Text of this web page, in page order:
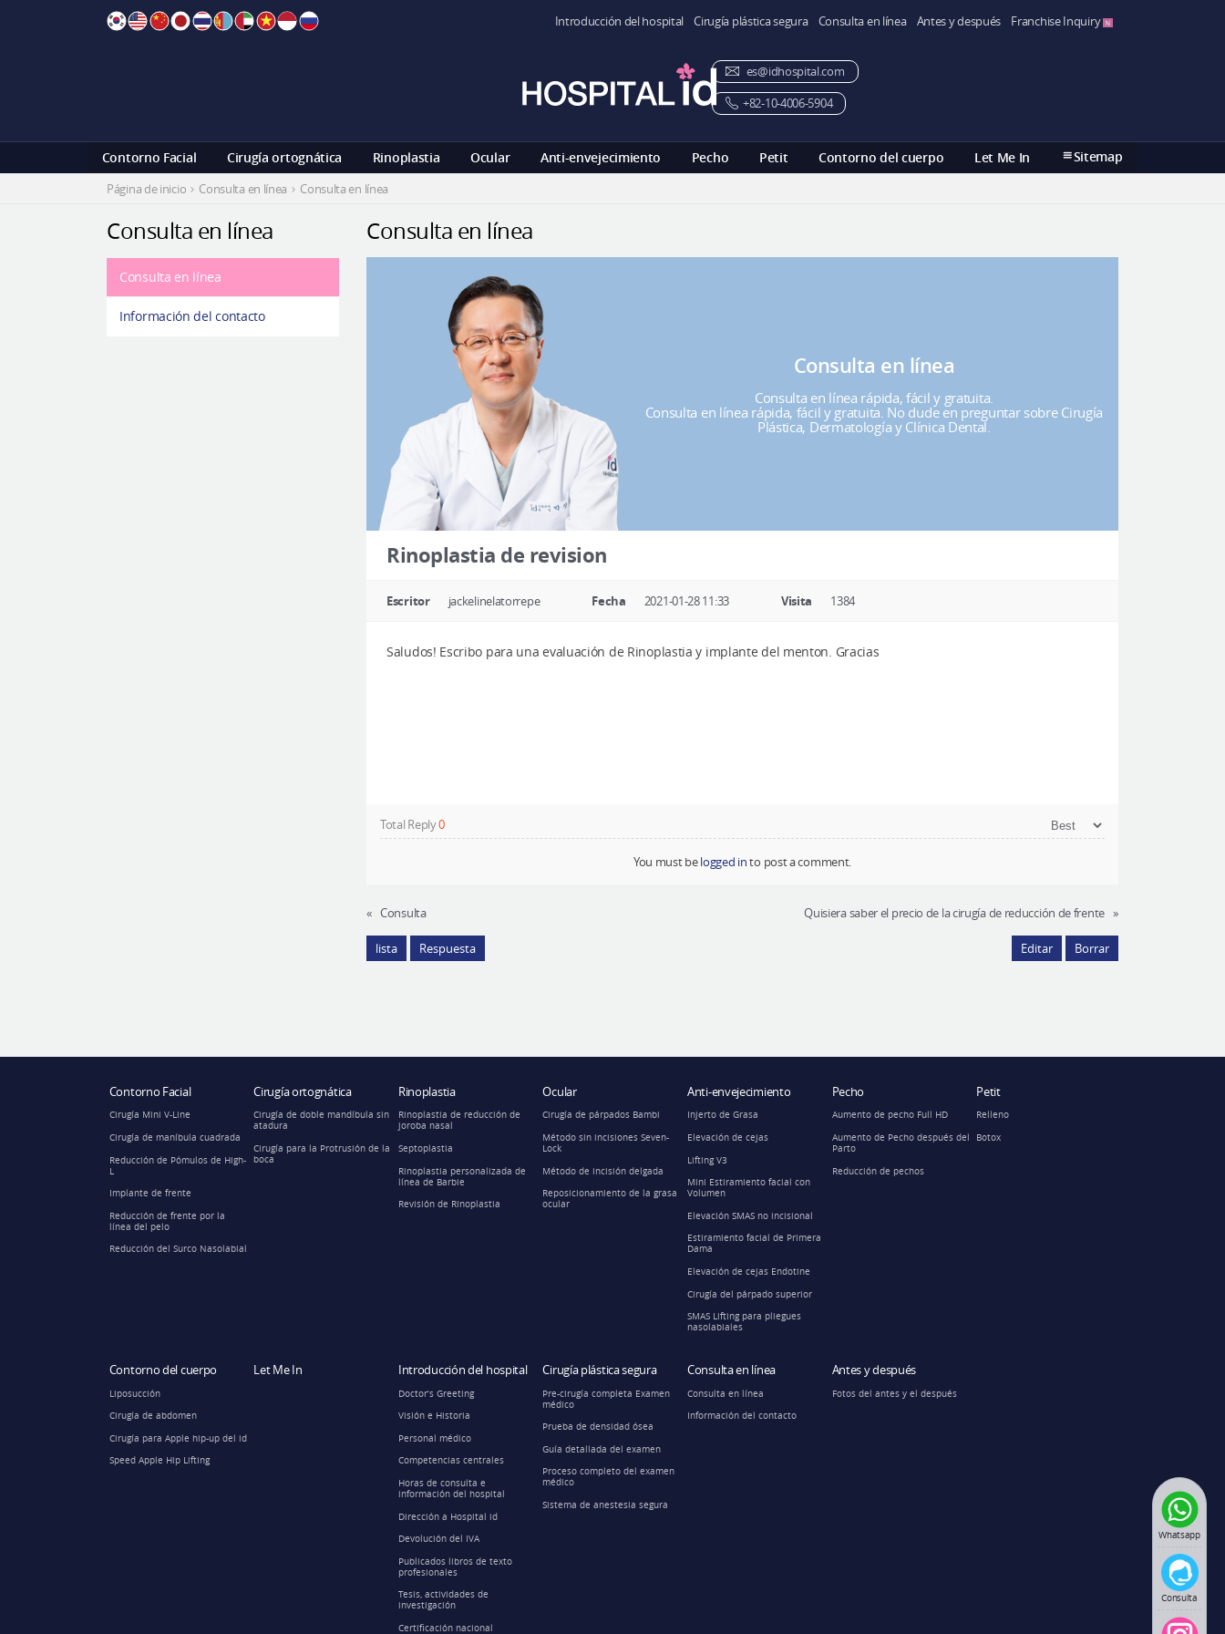
Introducción del hospital Cirugía plástica segura Consulta en línea Antes y después Franchise Inquiry
Contorno Facial Cirugía ortognática Rinoplastia Ocular Anti-envejecimiento Pecho Petit Contorno del cuerpo Let Me In Sitemap
es@idhospital.com
+82-10-4006-5904
Whatsapp
Consulta
Página de inicio Consulta en línea Consulta en línea
Consulta en línea
Consulta en línea
Consulta en línea rápida, fácil y gratuita.
Consulta en línea rápida, fácil y gratuita. No dude en preguntar sobre Cirugía
Plástica, Dermatología y Clínica Dental.
Rinoplastia de revision
Escritor jackelinelatorrepe Fecha 2021-01-28 11:33 Visita 1384
Saludos! Escribo para una evaluación de Rinoplastia y implante del menton. Gracias
Total Reply0
You must belogged into post a comment.
« Consulta Quisiera saber el precio de la cirugía de reducción de frente »
lista Respuesta Editar Borrar
Consulta en línea
Consulta en línea
Información del contacto
Contorno Facial
Cirugía Mini V-Line
Cirugía de maníbula cuadrada
Reducción de Pómulos de High-
L
Implante de frente
Reducción de frente por la
línea del pelo
Reducción del Surco Nasolabial
Cirugía ortognática
Cirugía de doble mandíbula sin
atadura
Cirugía para la Protrusión de la
boca
Rinoplastia
Rinoplastia de reducción de
joroba nasal
Septoplastia
Rinoplastia personalizada de
línea de Barbie
Revisión de Rinoplastia
Ocular
Cirugía de párpados Bambi
Método sin incisiones Seven-
Lock
Método de incisión delgada
Reposicionamiento de la grasa
ocular
Anti-envejecimiento
Injerto de Grasa
Elevación de cejas
Lifting V3
Mini Estiramiento facial con
Volumen
Elevación SMAS no incisional
Estiramiento facial de Primera
Dama
Elevación de cejas Endotine
Cirugía del párpado superior
SMAS Lifting para pliegues
nasolabiales
Pecho
Aumento de pecho Full HD
Aumento de Pecho después del
Parto
Reducción de pechos
Petit
Relleno
Botox
Contorno del cuerpo
Liposucción
Cirugía de abdomen
Cirugía para Apple hip-up del id
Speed Apple Hip Lifting
Let Me In Introducción del hospital
Doctor’s Greeting
Visión e Historia
Personal médico
Competencias centrales
Horas de consulta e
información del hospital
Dirección a Hospital id
Devolución del IVA
Publicados libros de texto
profesionales
Tesis, actividades de
investigación
Certificación nacional
Cirugía plástica segura
Pre-cirugía completa Examen
médico
Prueba de densidad ósea
Guía detallada del examen
Proceso completo del examen
médico
Sistema de anestesia segura
Consulta en línea
Consulta en línea
Información del contacto
Antes y después
Fotos del antes y el después